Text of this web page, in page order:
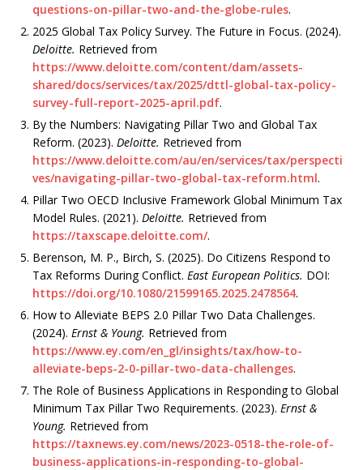
questions-on-pillar-two-and-the-globe-rules.
2025 Global Tax Policy Survey. The Future in Focus. (2024).
Deloitte. Retrieved from
https://www.deloitte.com/content/dam/assets-
shared/docs/services/tax/2025/dttl-global-tax-policy-
survey-full-report-2025-april.pdf.
By the Numbers: Navigating Pillar Two and Global Tax
Reform. (2023). Deloitte. Retrieved from
https://www.deloitte.com/au/en/services/tax/perspecti
ves/navigating-pillar-two-global-tax-reform.html.
Pillar Two OECD Inclusive Framework Global Minimum Tax
Model Rules. (2021). Deloitte. Retrieved from
https://taxscape.deloitte.com/.
Berenson, M. P., Birch, S. (2025). Do Citizens Respond to
Tax Reforms During Conflict. East European Politics. DOI:
https://doi.org/10.1080/21599165.2025.2478564.
How to Alleviate BEPS 2.0 Pillar Two Data Challenges.
(2024). Ernst & Young. Retrieved from
https://www.ey.com/en_gl/insights/tax/how-to-
alleviate-beps-2-0-pillar-two-data-challenges.
The Role of Business Applications in Responding to Global
Minimum Tax Pillar Two Requirements. (2023). Ernst &
Young. Retrieved from
https://taxnews.ey.com/news/2023-0518-the-role-of-
business-applications-in-responding-to-global-